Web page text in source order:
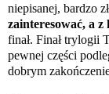
niepisanej, bardzo
zainteresować, a
finał. Finał trylogii
pewnej części
dobrym